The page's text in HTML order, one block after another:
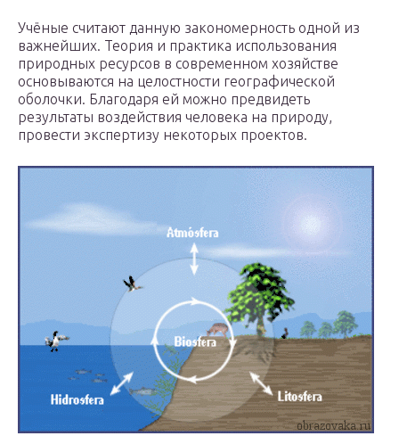
Учёные считают данную закономерность одной из
важнейших. Теория и практика использования
природных ресурсов в современном хозяйстве
основываются на целостности географической
оболочки. Благодаря ей можно предвидеть
результаты воздействия человека на природу,
провести экспертизу некоторых проектов.